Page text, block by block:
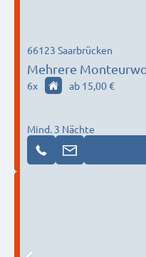
Mehrere
für bis zu 6
66123 Saarbrücken
6x ab 15,00 €
Mind. 3 Nächte